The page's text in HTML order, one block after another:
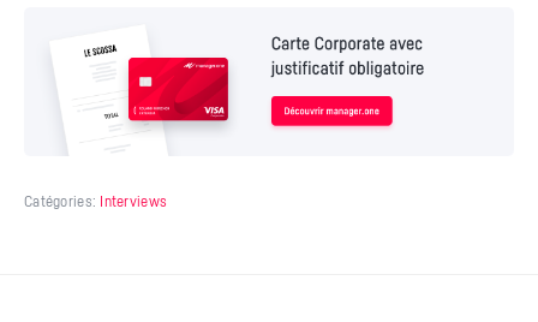
Catégories: Interviews